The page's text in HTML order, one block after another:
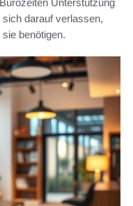
darauf verlassen,
benötigen.